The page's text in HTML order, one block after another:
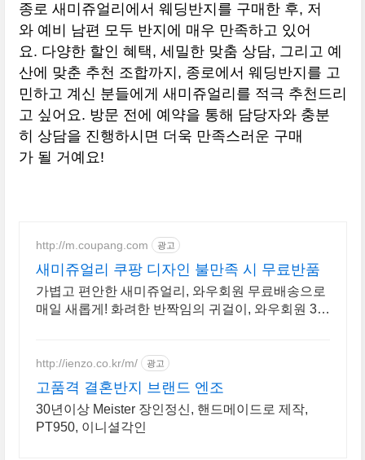
종로 새미쥬얼리에서 웨딩반지를 구매한 후, 저
와 예비 남편 모두 반지에 매우 만족하고 있어
요. 다양한 할인 혜택, 세밀한 맞춤 상담, 그리고 예
산에 맞춘 추천 조합까지, 종로에서 웨딩반지를 고
민하고 계신 분들에게 새미쥬얼리를 적극 추천드리
고 싶어요. 방문 전에 예약을 통해 담당자와 충분
히 상담을 진행하시면 더욱 만족스러운 구매
가 될 거예요!
http://m.coupang.com 광고
새미쥬얼리 쿠팡 디자인 불만족 시 무료반품
가볍고 편안한 새미쥬얼리, 와우회원 무료배송으로
매일 새롭게! 화려한 반짝임의 귀걸이, 와우회원 30
http://ienzo.co.kr/m/ 광고
고품격 결혼반지 브랜드 엔조
30년이상 Meister 장인정신, 핸드메이드로 제작,
PT950, 이니셜각인